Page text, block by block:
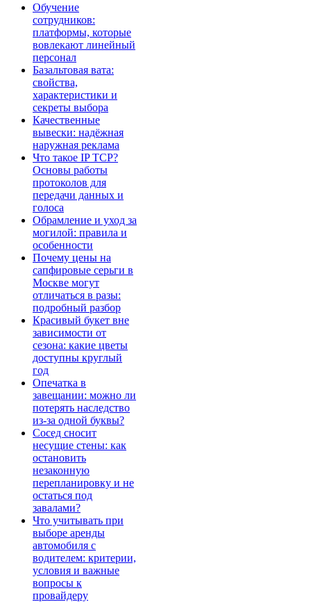
Обучение
сотрудников:
платформы, которые
вовлекают линейный
персонал
Базальтовая вата:
свойства,
характеристики и
секреты выбора
Качественные
вывески: надёжная
наружная реклама
Что такое IP TCP?
Основы работы
протоколов для
передачи данных и
голоса
Обрамление и уход за
могилой: правила и
особенности
Почему цены на
сапфировые серьги в
Москве могут
отличаться в разы:
подробный разбор
Красивый букет вне
зависимости от
сезона: какие цветы
доступны круглый
год
Опечатка в
завещании: можно ли
потерять наследство
из-за одной буквы?
Сосед сносит
несущие стены: как
остановить
незаконную
перепланировку и не
остаться под
завалами?
Что учитывать при
выборе аренды
автомобиля с
водителем: критерии,
условия и важные
вопросы к
провайдеру